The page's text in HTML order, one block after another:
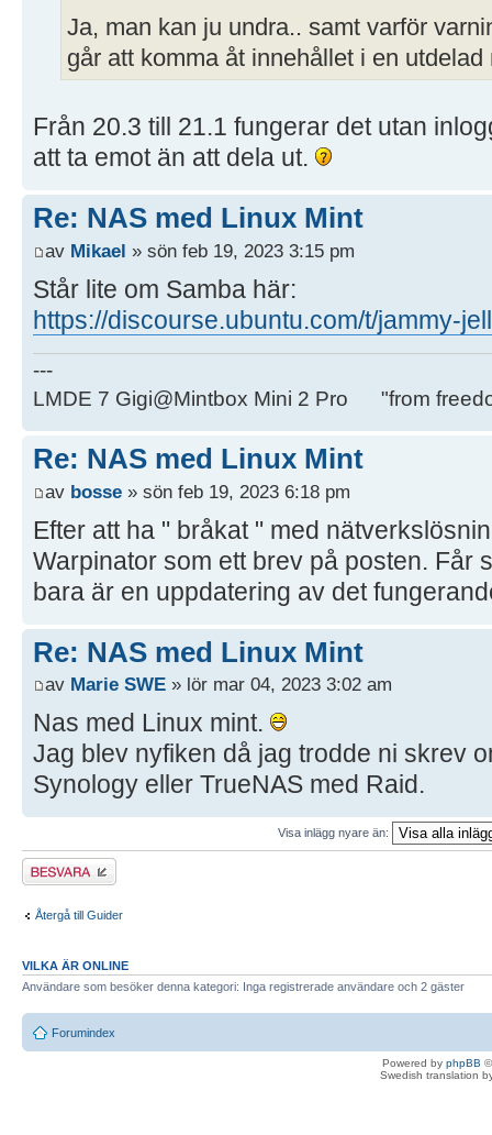
Ja, man kan ju undra.. samt varför
går att komma åt innehållet i en utdelad
Från 20.3 till 21.1 fungerar det utan
att ta emot än att dela ut.
Re: NAS med Linux Mint
av Mikael » sön feb 19, 2023 3:15 pm
Står lite om Samba här:
https://discourse.ubuntu.com/t/jammy-
---
LMDE 7 Gigi@Mintbox Mini 2 Pro "from
Re: NAS med Linux Mint
av bosse » sön feb 19, 2023 6:18 pm
Efter att ha " bråkat " med
Warpinator som ett brev på posten. Får
bara är en uppdatering av det
Re: NAS med Linux Mint
av Marie SWE » lör mar 04, 2023 3:02 am
Nas med Linux mint.
Jag blev nyfiken då jag trodde ni skrev
Synology eller TrueNAS med Raid.
Visa inlägg nyare än:
Besvara
Återgå till Guider
VILKA ÄR ONLINE
Användare som besöker denna kategori: Inga registrerade användare och 2 gäster
Forumindex
Powered by phpBB
Swedish translation